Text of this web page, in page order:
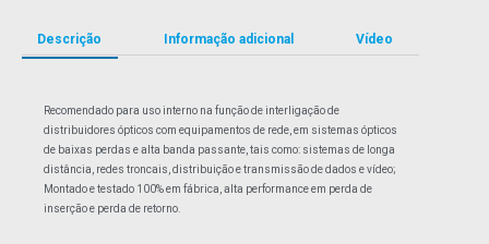
Descrição Informação adicional Vídeo
Recomendado para uso interno na função de interligação de
distribuidores ópticos com equipamentos de rede, em sistemas ópticos
de baixas perdas e alta banda passante, tais como: sistemas de longa
distância, redes troncais, distribuição e transmissão de dados e vídeo;
Montado e testado 100% em fábrica, alta performance em perda de
inserção e perda de retorno.